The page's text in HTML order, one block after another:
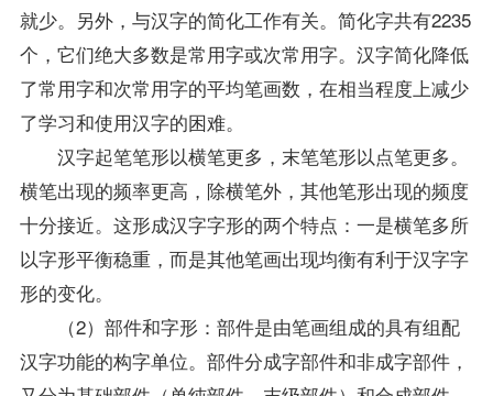
就少。另外，与汉字的简化工作有关。简化字共有2235
个，它们绝大多数是常用字或次常用字。汉字简化降低
了常用字和次常用字的平均笔画数，在相当程度上减少
了学习和使用汉字的困难。
汉字起笔笔形以横笔更多，末笔笔形以点笔更多。
横笔出现的频率更高，除横笔外，其他笔形出现的频度
十分接近。这形成汉字字形的两个特点：一是横笔多所
以字形平衡稳重，而是其他笔画出现均衡有利于汉字字
形的变化。
（2）部件和字形：部件是由笔画组成的具有组配
汉字功能的构字单位。部件分成字部件和非成字部件，